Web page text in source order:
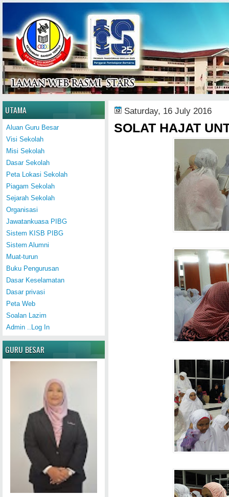
Home
Saturday, 16 July 2016
SOLAT HAJAT
UTAMA
Aluan Guru Besar
Visi Sekolah
Misi Sekolah
Dasar Sekolah
Peta Lokasi Sekolah
Piagam Sekolah
Sejarah Sekolah
Organisasi
Jawatankuasa PIBG
Sistem KISB PIBG
Sistem Alumni
Muat-turun
Buku Pengurusan
Dasar Keselamatan
Dasar privasi
Peta Web
Soalan Lazim
Admin ..Log In
GURU BESAR